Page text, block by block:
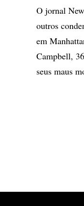
O jornal
outros
em
Campbell,
seus maus